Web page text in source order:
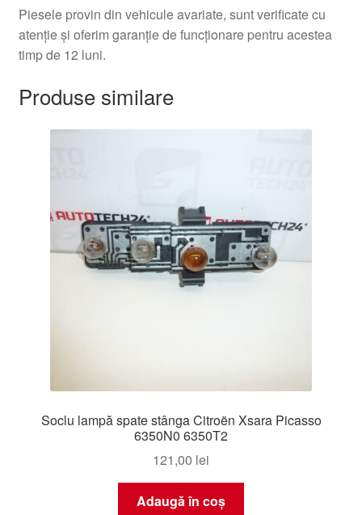
Piesele provin din vehicule avariate, sunt verificate cu
atenție și oferim garanție de funcționare pentru acestea
timp de 12 luni.
Produse similare
Soclu lampă spate stânga Citroën Xsara Picasso
6350N0 6350T2
121,00 lei
Adaugă în coș